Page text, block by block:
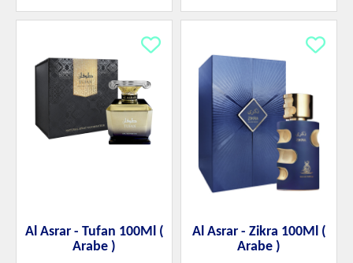
Al Asrar - Tufan 100Ml (
Arabe )
Al Asrar - Zikra 100Ml (
Arabe )